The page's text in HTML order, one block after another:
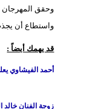
واستطاع أن يجذب
قد يهمك أيضاً :
أحمد الفيشاوي
زوجة الفنان